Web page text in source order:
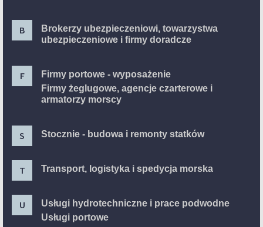
B
Brokerzy ubezpieczeniowi, towarzystwa
ubezpieczeniowe i firmy doradcze
F
Firmy portowe - wyposażenie
Firmy żeglugowe, agencje czarterowe i
armatorzy morscy
S Stocznie - budowa i remonty statków
T Transport, logistyka i spedycja morska
U
Usługi hydrotechniczne i prace podwodne
Usługi portowe